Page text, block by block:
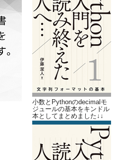
小数とPythonのdecimalモ
ジュールの基本をキンドル
本としてまとめました↓↓